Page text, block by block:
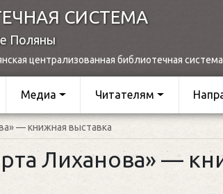
СИСТЕМА
Поляны
централизованная библиотечная
Медиа Читателям
— книжная выставка
Лиханова» —